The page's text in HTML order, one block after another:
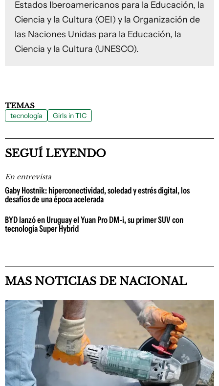
Estados Iberoamericanos para la Educación, la
Ciencia y la Cultura (OEI) y la Organización de
las Naciones Unidas para la Educación, la
Ciencia y la Cultura (UNESCO).
TEMAS
tecnología Girls in TIC
SEGUÍ LEYENDO
En entrevista
Gaby Hostnik: hiperconectividad, soledad y estrés digital, los
desafíos de una época acelerada
BYD lanzó en Uruguay el Yuan Pro DM-i, su primer SUV con
tecnología Super Hybrid
MAS NOTICIAS DE NACIONAL